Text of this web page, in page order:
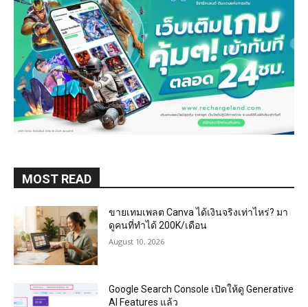
MOST READ
ขายเทมเพลต Canva ได้เงินจริงเท่าไหร่? มา
ดูคนที่ทำได้ 200K/เดือน
August 10, 2026
Google Search Console เปิดให้ดู Generative
AI Features แล้ว